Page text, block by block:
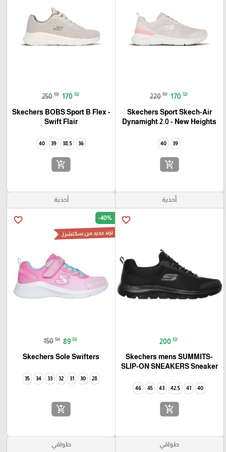
220 ₪ 170 ₪
Skechers Sport Skech-Air
Dynamight 2.0 - New Heights
39
40
add_shopping_cart
250 ₪ 170 ₪
Skechers BOBS Sport B Flex -
Swift Flair
36
38.5
39
40
add_shopping_cart
أحذية
favorite_border
200 ₪
Skechers mens SUMMITS-
SLIP-ON SNEAKERS Sneaker
40
41
42.5
43
45
46
add_shopping_cart
أحذية
favorite_border -40%
ترند جديد من سكتشرز
150 ₪ 89 ₪
Skechers Sole Swifters
28
30
31
32
33
34
35
add_shopping_cart
طواقي طواقي